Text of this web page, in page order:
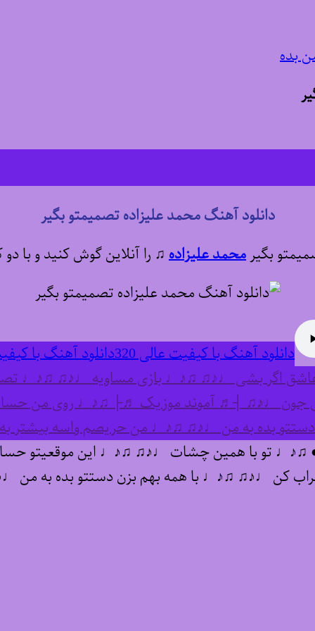
بده
دانلود آهنگ محمد علیزاده تصمیمتو بگیر
بگیرمحمد علیزاده ♫ را آنلاین گوش کنید و با
دانلود آهنگ با کیفیت عالی 320
دانلود آهنگ با
اگر بشی ♩♪♫ ♫♪♩ بازی مساویه ♩♪♫ ♫♪♩
جون ♩♪♫ ┤♬ آموند موزیک ♬├ ♫♪♩ روی من
دستتو بده به من ♩♪♫ ♫♪♩ من حریصم واسه
♫♪♩ تو با همین چشات ♩♪♫ ♫♪♩ این
کن ♩♪♫ ♫♪♩ با همه بهم بزن دستتو بده به